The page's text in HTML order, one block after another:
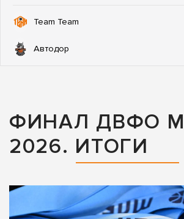
Team Team
Автодор
ФИНАЛ ДВФО
2026. ИТОГИ